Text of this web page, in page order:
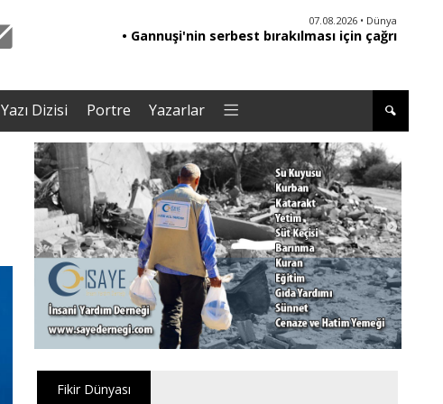
07.08.2026 • Dünya
• Gannuşi'nin serbest bırakılması için çağrı
06.08.2026 • Yorum - Analiz
• Ebeveynliğin Kalbi: Duygusal Zekâ ile Çocuk
Yazı Dizisi Portre Yazarlar
Fikir Dünyası